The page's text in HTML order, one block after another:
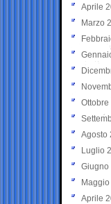
Aprile
Marzo
Ottobre
Agosto
Luglio
Giugno
Aprile